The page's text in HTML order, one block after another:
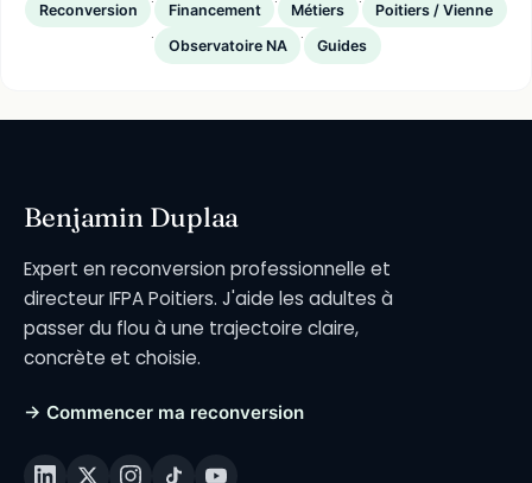
Reconversion Financement Métiers Poitiers / Vienne
· Observatoire NA · Guides
Benjamin Duplaa
Expert en reconversion professionnelle et
directeur IFPA Poitiers. J'aide les adultes à
passer du flou à une trajectoire claire,
concrète et choisie.
→ Commencer ma reconversion